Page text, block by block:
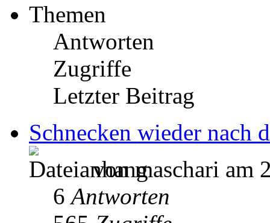
Themen
Antworten
Zugriffe
Letzter Beitrag
Schnecken wieder nach
von maschari am
6Antworten